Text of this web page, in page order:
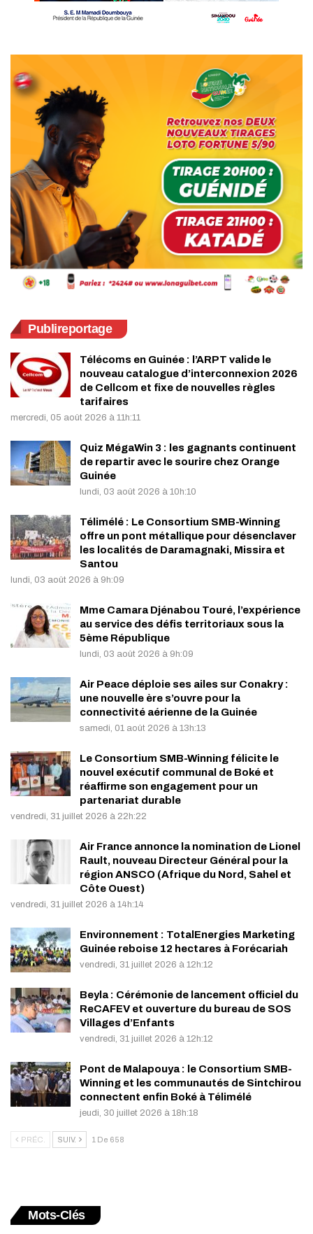
Publireportage
Télécoms en Guinée : l’ARPT valide le
nouveau catalogue d’interconnexion 2026
de Cellcom et fixe de nouvelles règles
tarifaires
mercredi, 05 août 2026 à 11h:11
Quiz MégaWin 3 : les gagnants continuent
de repartir avec le sourire chez Orange
Guinée
lundi, 03 août 2026 à 10h:10
Télimélé : Le Consortium SMB-Winning
offre un pont métallique pour désenclaver
les localités de Daramagnaki, Missira et
Santou
lundi, 03 août 2026 à 9h:09
Mme Camara Djénabou Touré, l’expérience
au service des défis territoriaux sous la
5ème République
lundi, 03 août 2026 à 9h:09
Air Peace déploie ses ailes sur Conakry :
une nouvelle ère s’ouvre pour la
connectivité aérienne de la Guinée
samedi, 01 août 2026 à 13h:13
Le Consortium SMB-Winning félicite le
nouvel exécutif communal de Boké et
réaffirme son engagement pour un
partenariat durable
vendredi, 31 juillet 2026 à 22h:22
Air France annonce la nomination de Lionel
Rault, nouveau Directeur Général pour la
région ANSCO (Afrique du Nord, Sahel et
Côte Ouest)
vendredi, 31 juillet 2026 à 14h:14
Environnement : TotalEnergies Marketing
Guinée reboise 12 hectares à Forécariah
vendredi, 31 juillet 2026 à 12h:12
Beyla : Cérémonie de lancement officiel du
ReCAFEV et ouverture du bureau de SOS
Villages d’Enfants
vendredi, 31 juillet 2026 à 12h:12
Pont de Malapouya : le Consortium SMB-
Winning et les communautés de Sintchirou
connectent enfin Boké à Télimélé
jeudi, 30 juillet 2026 à 18h:18
PRÉC. SUIV. 1 De 658
Mots-Clés